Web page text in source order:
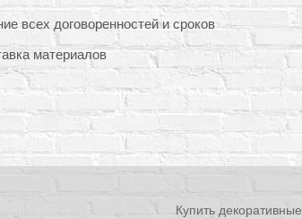
всех договоренностей и сроков
материалов
Купить